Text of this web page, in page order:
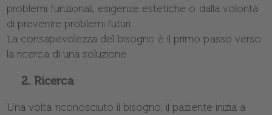
problemi funzionali, esigenze estetiche o dalla volontà
di prevenire problemi futuri.
La consapevolezza del bisogno è il primo passo verso
la ricerca di una soluzione.
2. Ricerca
Una volta riconosciuto il bisogno, il paziente inizia a